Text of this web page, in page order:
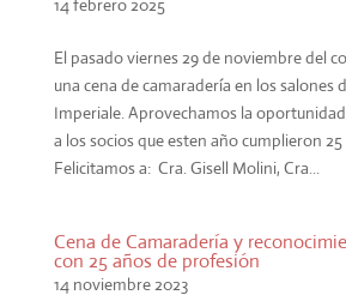
14 febrero 2025
El pasado viernes 29 de noviembre del
una cena de camaradería en los salones
Imperiale. Aprovechamos la
a los socios que esten año cumplieron
Felicitamos a: Cra. Gisell Molini, Cra...
Cena de Camaradería y
con 25 años de profesión
14 noviembre 2023